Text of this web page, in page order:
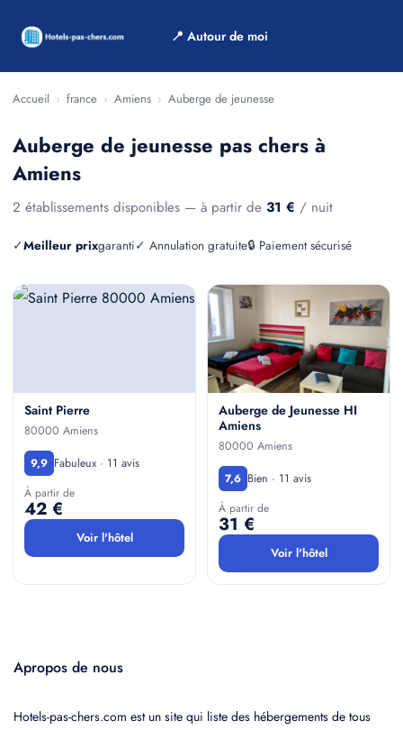
📍 Autour de moi
Accueil › france › Amiens › Auberge de jeunesse
Auberge de jeunesse pas chers à
Amiens
2 établissements disponibles — à partir de 31 € / nuit
✓Meilleur prixgaranti✓ Annulation gratuite🔒 Paiement sécurisé
Saint Pierre
80000 Amiens
9,9 Fabuleux · 11 avis
À partir de
42 €
Voir l'hôtel
Auberge de Jeunesse HI
Amiens
80000 Amiens
7,6 Bien · 11 avis
À partir de
31 €
Voir l'hôtel
Apropos de nous
Hotels-pas-chers.com est un site qui liste des hébergements de tous